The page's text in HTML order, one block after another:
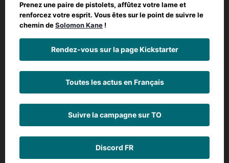
Prenez une paire de pistolets, affûtez votre lame et
renforcez votre esprit. Vous êtes sur le point de suivre le
chemin deSolomon Kane !
Rendez-vous sur la page Kickstarter
Toutes les actus en Français
Suivre la campagne sur TO
Discord FR